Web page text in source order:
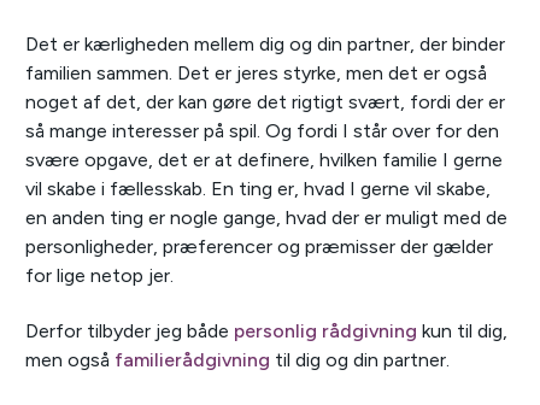
Det er kærligheden mellem dig og din partner, der binder
familien sammen. Det er jeres styrke, men det er også
noget af det, der kan gøre det rigtigt svært, fordi der er
så mange interesser på spil. Og fordi I står over for den
svære opgave, det er at definere, hvilken familie I gerne
vil skabe i fællesskab. En ting er, hvad I gerne vil skabe,
en anden ting er nogle gange, hvad der er muligt med de
personligheder, præferencer og præmisser der gælder
for lige netop jer.
Derfor tilbyder jeg både personlig rådgivning kun til dig,
men også familierådgivning til dig og din partner.